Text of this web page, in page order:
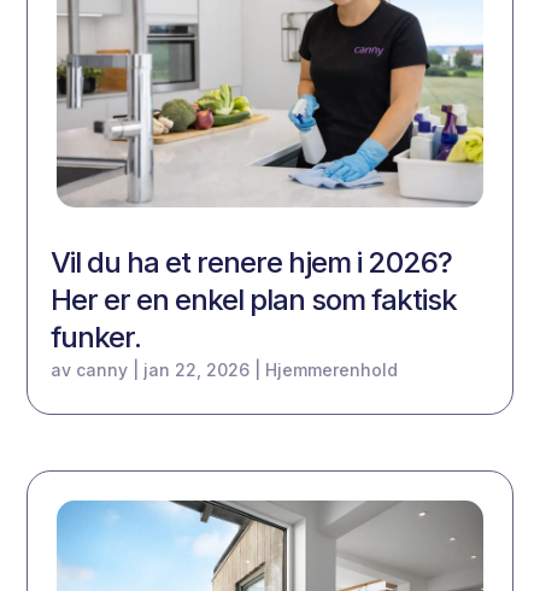
Vil du ha et renere hjem i 2026?
Her er en enkel plan som faktisk
funker.
av canny jan 22, 2026 Hjemmerenhold